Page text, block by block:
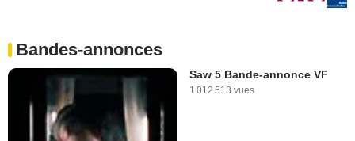
Bandes-annonces
Saw 5 Bande-annonce VF
1 012 513 vues